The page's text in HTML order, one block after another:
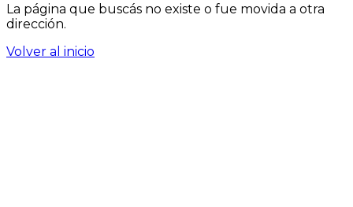
La página que buscás no existe o fue movida a otra
dirección.
Volver al inicio